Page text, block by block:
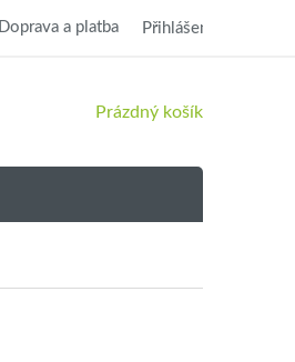
Doprava a platba Přihlášení
NÁKUPNÍ
Prázdný košík